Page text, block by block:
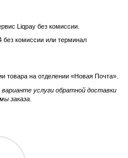
Liqpay без комиссии.
без комиссии или терминал
товара на отделении «Новая Почта».
услуги обратной доставки
заказа.